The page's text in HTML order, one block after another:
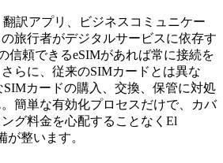
訳アプリ、ビジネスコミュニケー
旅行者がデジタルサービスに依存す
信頼できるeSIMがあれば常に接続を
らに、従来のSIMカードとは異な
SIMカードの購入、交換、保管に対処
簡単な有効化プロセスだけで、カバ
グ料金を心配することなくEl
が整います。